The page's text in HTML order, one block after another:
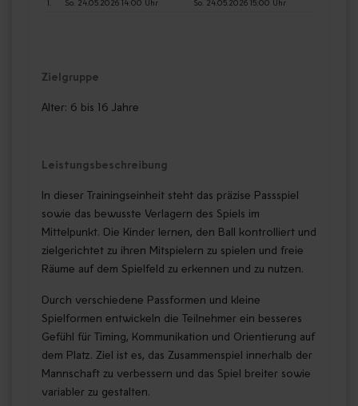
1.
So. 24.05.2026 14:00 Uhr So. 24.05.2026 15:00 Uhr
Zielgruppe
Alter: 6 bis 16 Jahre
Leistungsbeschreibung
In dieser Trainingseinheit steht das präzise Passspiel
sowie das bewusste Verlagern des Spiels im
Mittelpunkt. Die Kinder lernen, den Ball kontrolliert und
zielgerichtet zu ihren Mitspielern zu spielen und freie
Räume auf dem Spielfeld zu erkennen und zu nutzen.
Durch verschiedene Passformen und kleine
Spielformen entwickeln die Teilnehmer ein besseres
Gefühl für Timing, Kommunikation und Orientierung auf
dem Platz. Ziel ist es, das Zusammenspiel innerhalb der
Mannschaft zu verbessern und das Spiel breiter sowie
variabler zu gestalten.